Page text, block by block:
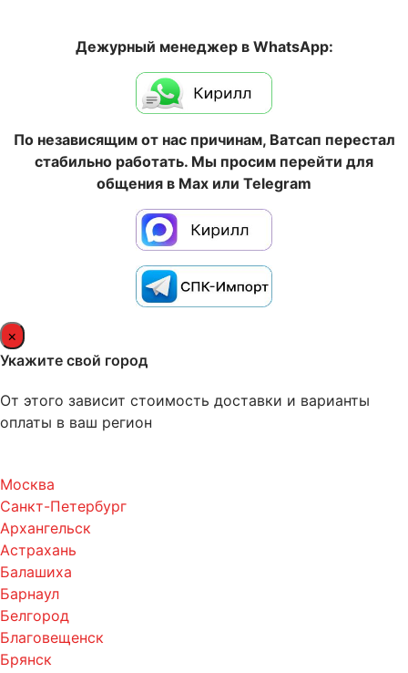
Дежурный менеджер в WhatsApp:
По независящим от нас причинам, Ватсап перестал
стабильно работать. Мы просим перейти для
общения в Max или Telegram
×
Укажите свой город
От этого зависит стоимость доставки и варианты
оплаты в ваш регион
Москва
Санкт-Петербург
Архангельск
Астрахань
Балашиха
Барнаул
Белгород
Благовещенск
Брянск